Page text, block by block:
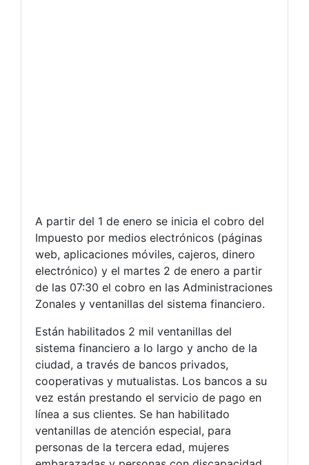
A partir del 1 de enero se inicia el cobro del
Impuesto por medios electrónicos (páginas
web, aplicaciones móviles, cajeros, dinero
electrónico) y el martes 2 de enero a partir
de las 07:30 el cobro en las Administraciones
Zonales y ventanillas del sistema financiero.
Están habilitados 2 mil ventanillas del
sistema financiero a lo largo y ancho de la
ciudad, a través de bancos privados,
cooperativas y mutualistas. Los bancos a su
vez están prestando el servicio de pago en
línea a sus clientes. Se han habilitado
ventanillas de atención especial, para
personas de la tercera edad, mujeres